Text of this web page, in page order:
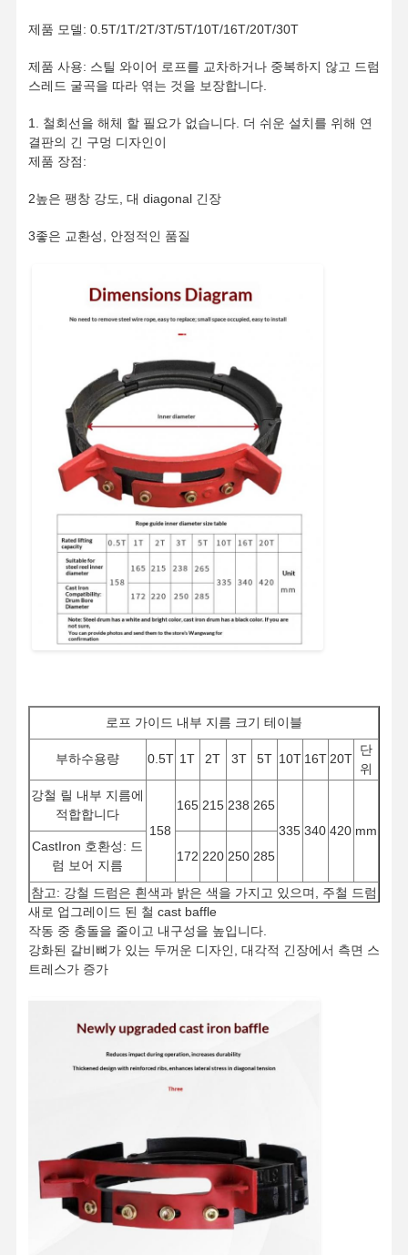
제품 모델: 0.5T/1T/2T/3T/5T/10T/16T/20T/30T
제품 사용: 스틸 와이어 로프를 교차하거나 중복하지 않고 드럼
스레드 굴곡을 따라 엮는 것을 보장합니다.
1. 철회선을 해체 할 필요가 없습니다. 더 쉬운 설치를 위해 연
결판의 긴 구멍 디자인이
제품 장점:
2높은 팽창 강도, 대 diagonal 긴장
3좋은 교환성, 안정적인 품질
로프 가이드 내부 지름 크기 테이블
부하수용량 0.5T 1T 2T 3T 5T 10T 16T 20T
단
위
강철 릴 내부 지름에
적합합니다
158
165 215 238 265
335 340 420 mm
CastIron 호환성: 드
럼 보어 지름
172 220 250 285
참고: 강철 드럼은 흰색과 밝은 색을 가지고 있으며, 주철 드럼
은 검은 색을 가지고 있습니다. 확실하지 않은 경우 사진을 제
공하여 확인을 위해 Wangwang에 보낼 수 있습니다.
새로 업그레이드 된 철 cast baffle
작동 중 충돌을 줄이고 내구성을 높입니다.
강화된 갈비뼈가 있는 두꺼운 디자인, 대각적 긴장에서 측면 스
트레스가 증가